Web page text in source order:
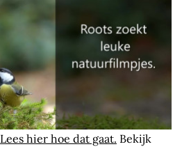
Lees hier hoe dat gaat. Bekijk